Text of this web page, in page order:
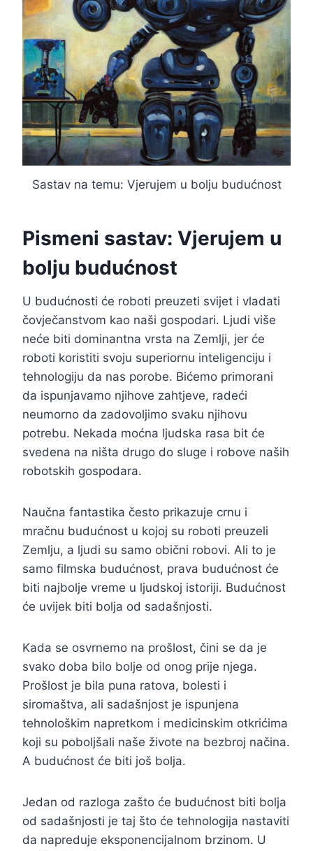
Sastav na temu: Vjerujem u bolju budućnost
Pismeni sastav: Vjerujem u
bolju budućnost
U budućnosti će roboti preuzeti svijet i vladati
čovječanstvom kao naši gospodari. Ljudi više
neće biti dominantna vrsta na Zemlji, jer će
roboti koristiti svoju superiornu inteligenciju i
tehnologiju da nas porobe. Bićemo primorani
da ispunjavamo njihove zahtjeve, radeći
neumorno da zadovoljimo svaku njihovu
potrebu. Nekada moćna ljudska rasa bit će
svedena na ništa drugo do sluge i robove naših
robotskih gospodara.
Naučna fantastika često prikazuje crnu i
mračnu budućnost u kojoj su roboti preuzeli
Zemlju, a ljudi su samo obični robovi. Ali to je
samo filmska budućnost, prava budućnost će
biti najbolje vreme u ljudskoj istoriji. Budućnost
će uvijek biti bolja od sadašnjosti.
Kada se osvrnemo na prošlost, čini se da je
svako doba bilo bolje od onog prije njega.
Prošlost je bila puna ratova, bolesti i
siromaštva, ali sadašnjost je ispunjena
tehnološkim napretkom i medicinskim otkrićima
koji su poboljšali naše živote na bezbroj načina.
A budućnost će biti još bolja.
Jedan od razloga zašto će budućnost biti bolja
od sadašnjosti je taj što će tehnologija nastaviti
da napreduje eksponencijalnom brzinom. U